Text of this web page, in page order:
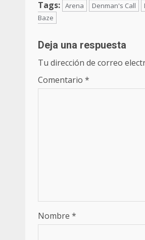
Tags: Arena Denman's Call
Baze
Deja una respuesta
Tu dirección de correo
Comentario *
Nombre *